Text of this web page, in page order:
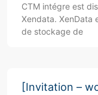
CTM intégre est
Xendata. XenData
de stockage de
[Invitation –